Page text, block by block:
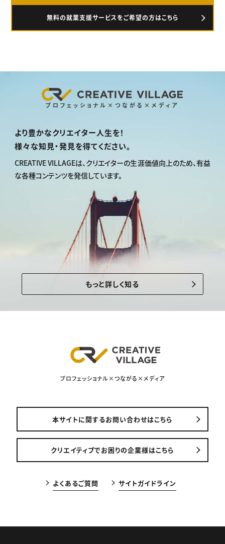
無料の就業支援サービスをご希望の方はこちら
プロフェッショナル×つながる×メディア
より豊かなクリエイター人生を！
様々な知見・発見を得てください。
CREATIVE VILLAGEは、 クリエイターの生涯価値向上のため、有益
な各種コンテンツを発信しています。
もっと詳しく知る
プロフェッショナル×つながる×メディア
本サイトに関するお問い合わせはこちら
クリエイティブでお困りの企業様はこちら
よくあるご質問 サイトガイドライン